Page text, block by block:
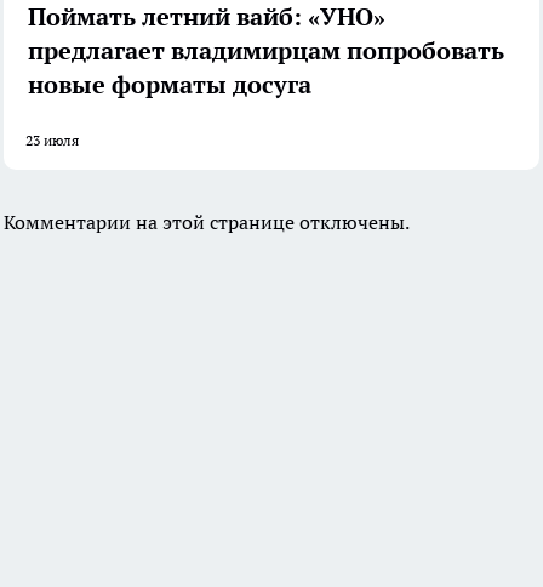
Поймать летний вайб: «УНО»
предлагает владимирцам попробовать
новые форматы досуга
23 июля
Комментарии на этой странице отключены.